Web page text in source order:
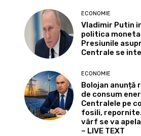
ECONOMIE
Vladimir Putin
politica
Presiunile
Centrale se
ECONOMIE
Bolojan
de consum
Centralele pe
fosili,
vârf se va
– LIVE TEXT